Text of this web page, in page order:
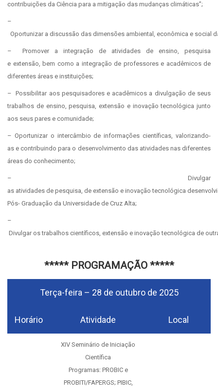
contribuições da Ciência para a mitigação das mudanças climáticas”;
–
Oportunizar a discussão das dimensões ambiental, econômica e social
– Promover a integração de atividades de ensino, pesquisa
e extensão, bem como a integração de professores e acadêmicos de
diferentes áreas e instituições;
– Possibilitar aos pesquisadores e acadêmicos a divulgação de seus
trabalhos de ensino, pesquisa, extensão e inovação tecnológica junto
aos seus pares e comunidade;
– Oportunizar o intercâmbio de informações científicas, valorizando-
as e contribuindo para o desenvolvimento das atividades nas diferentes
áreas do conhecimento;
– Divulgar
as atividades de pesquisa, de extensão e inovação tecnológica
Pós- Graduação da Universidade de Cruz Alta;
–
Divulgar os trabalhos científicos, extensão e inovação tecnológica de
***** PROGRAMAÇÃO *****
Terça-feira – 28 de outubro de 2025
Horário Atividade Local
XIV Seminário de Iniciação
Científica
Programas: PROBIC e
PROBITI/FAPERGS; PIBIC,